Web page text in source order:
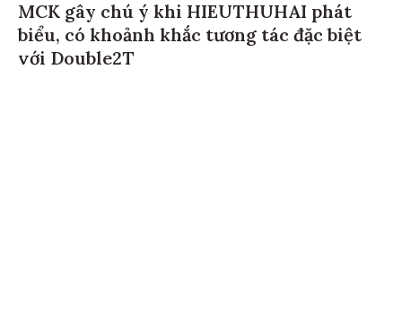
MCK gây chú ý khi HIEUTHUHAI phát
biểu, có khoảnh khắc tương tác đặc biệt
với Double2T